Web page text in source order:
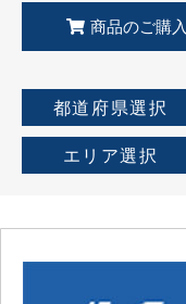
商品のご購入
都道府県選択
エリア選択